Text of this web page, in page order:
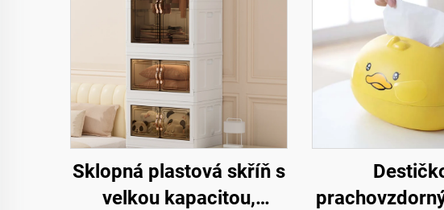
Sklopná plastová skříň s
velkou kapacitou,